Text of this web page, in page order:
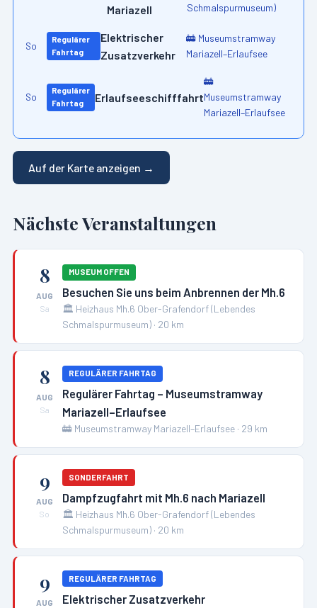
Mariazell
Schmalspurmuseum)
So
Regulärer
Fahrtag
Elektrischer
Zusatzverkehr
🚋 Museumstramway
Mariazell–Erlaufsee
So
Regulärer
Fahrtag
Erlaufseeschifffahrt
🚋
Museumstramway
Mariazell–Erlaufsee
Auf der Karte anzeigen →
Nächste Veranstaltungen
8
AUG
Sa
MUSEUM OFFEN
Besuchen Sie uns beim Anbrennen der Mh.6
🏛️ Heizhaus Mh.6 Ober-Grafendorf (Lebendes
Schmalspurmuseum) · 20 km
8
AUG
Sa
REGULÄRER FAHRTAG
Regulärer Fahrtag – Museumstramway
Mariazell–Erlaufsee
🚋 Museumstramway Mariazell–Erlaufsee · 29 km
9
AUG
So
SONDERFAHRT
Dampfzugfahrt mit Mh.6 nach Mariazell
🏛️ Heizhaus Mh.6 Ober-Grafendorf (Lebendes
Schmalspurmuseum) · 20 km
9
AUG
REGULÄRER FAHRTAG
Elektrischer Zusatzverkehr